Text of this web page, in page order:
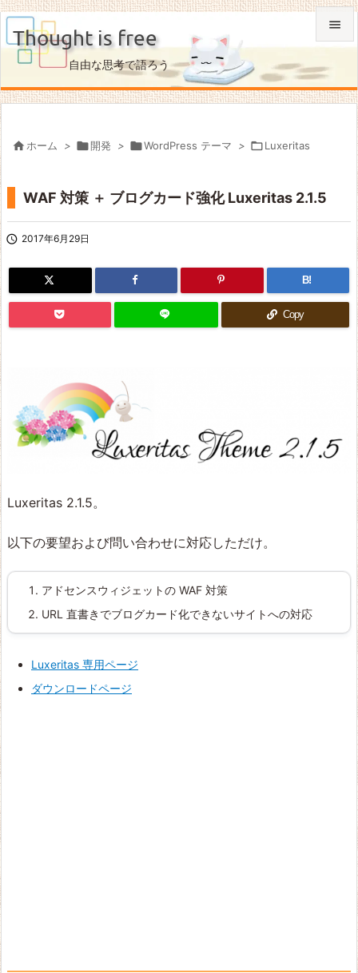
Thought is free
自由な思考で語ろう

メニュ


 ホーム > 開発 > WordPress テーマ > Luxeritas
WAF 対策 ＋ ブログカード強化 Luxeritas 2.1.5
 2017年6月29日
B!
Copy
Luxeritas 2.1.5。
以下の要望および問い合わせに対応しただけ。
アドセンスウィジェットの WAF 対策
URL 直書きでブログカード化できないサイトへの対応
Luxeritas 専用ページ
ダウンロードページ